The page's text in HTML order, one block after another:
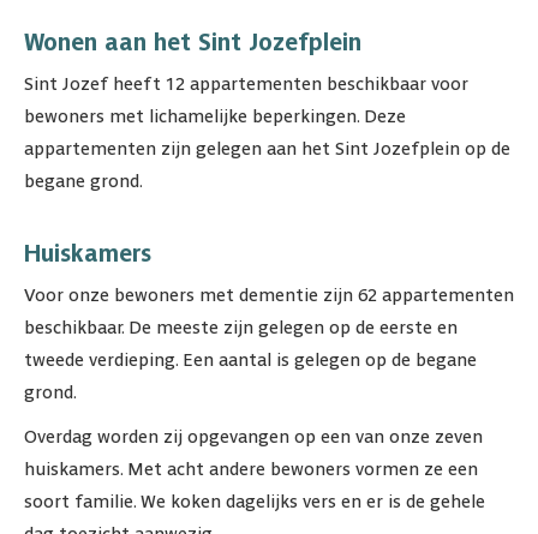
Wonen aan het Sint Jozefplein
Sint Jozef heeft 12 appartementen beschikbaar voor
bewoners met lichamelijke beperkingen. Deze
appartementen zijn gelegen aan het Sint Jozefplein op de
begane grond.
Huiskamers
Voor onze bewoners met dementie zijn 62 appartementen
beschikbaar. De meeste zijn gelegen op de eerste en
tweede verdieping. Een aantal is gelegen op de begane
grond.
Overdag worden zij opgevangen op een van onze zeven
huiskamers. Met acht andere bewoners vormen ze een
soort familie. We koken dagelijks vers en er is de gehele